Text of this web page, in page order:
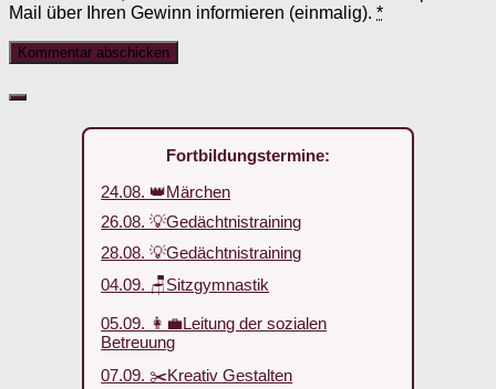
Mail über Ihren Gewinn informieren (einmalig). *
Fortbildungstermine:
24.08. 👑Märchen
26.08. 💡Gedächtnistraining
28.08. 💡Gedächtnistraining
04.09. 🪑Sitzgymnastik
05.09. 👩‍💼Leitung der sozialen
Betreuung
07.09. ✂️Kreativ Gestalten